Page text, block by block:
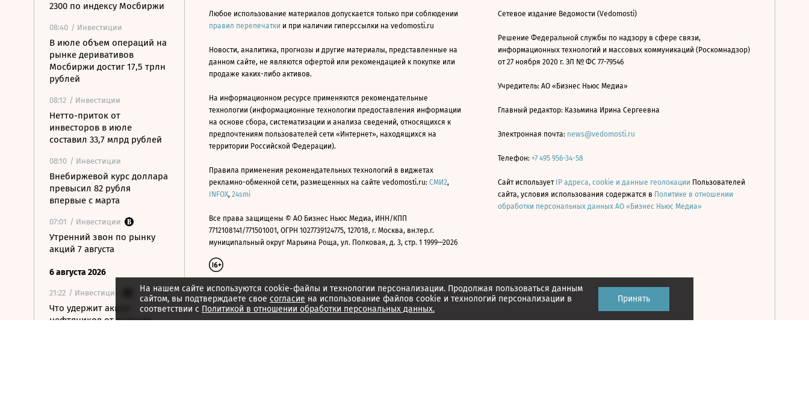
2300 по индексу Мосбиржи
08:40 / Инвестиции
В июле объем операций на
рынке деривативов
Мосбиржи достиг 17,5 трлн
рублей
08:12 / Инвестиции
Нетто-приток от
инвесторов в июле
составил 33,7 млрд рублей
08:10 / Инвестиции
Внебиржевой курс доллара
превысил 82 рубля
впервые с марта
07:01 / Инвестиции
Утренний звон по рынку
акций 7 августа
6 августа 2026
21:22 / Инвестиции
Что удержит акции
нефтяников от падения
На нашем сайте используются cookie-файлы и технологии персонализации. Продолжая пользоваться данным
сайтом, вы подтверждаете свое согласие на использование файлов cookie и технологий персонализации в
соответствии с Политикой в отношении обработки персональных данных.
Принять
Любое использование материалов допускается только при соблюдении
правил перепечатки и при наличии гиперссылки на vedomosti.ru
Новости, аналитика, прогнозы и другие материалы, представленные на
данном сайте, не являются офертой или рекомендацией к покупке или
продаже каких-либо активов.
На информационном ресурсе применяются рекомендательные
технологии (информационные технологии предоставления информации
на основе сбора, систематизации и анализа сведений, относящихся к
предпочтениям пользователей сети «Интернет», находящихся на
территории Российской Федерации).
Правила применения рекомендательных технологий в виджетах
рекламно-обменной сети, размещенных на сайте vedomosti.ru: СМИ2,
INFOX, 24smi
Все права защищены © АО Бизнес Ньюс Медиа, ИНН/КПП
7712108141/771501001, ОГРН 1027739124775, 127018, г. Москва, вн.тер.г.
муниципальный округ Марьина Роща, ул. Полковая, д. 3, стр. 1 1999—2026
Сетевое издание Ведомости (Vedomosti)
Решение Федеральной службы по надзору в сфере связи,
информационных технологий и массовых коммуникаций (Роскомнадзор)
от 27 ноября 2020 г. ЭЛ № ФС 77-79546
Учредитель: АО «Бизнес Ньюс Медиа»
Главный редактор: Казьмина Ирина Сергеевна
Электронная почта: news@vedomosti.ru
Телефон: +7 495 956-34-58
Сайт использует IP адреса, cookie и данные геолокации Пользователей
сайта, условия использования содержатся в Политике в отношении
обработки персональных данных АО «Бизнес Ньюс Медиа»